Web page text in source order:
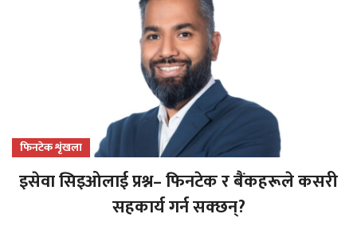
फिनटेक शृंखला
इसेवा सिइओलाई प्रश्न– फिनटेक र बैंकहरूले कसरी
सहकार्य गर्न सक्छन्?